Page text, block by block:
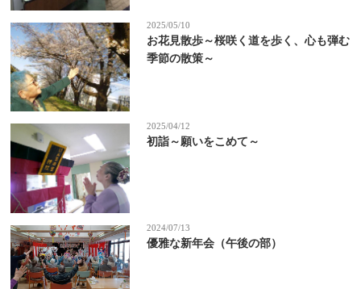
2025/05/10
お花見散歩～桜咲く道を歩く、心も弾む
季節の散策～
2025/04/12
初詣～願いをこめて～
2024/07/13
優雅な新年会（午後の部）